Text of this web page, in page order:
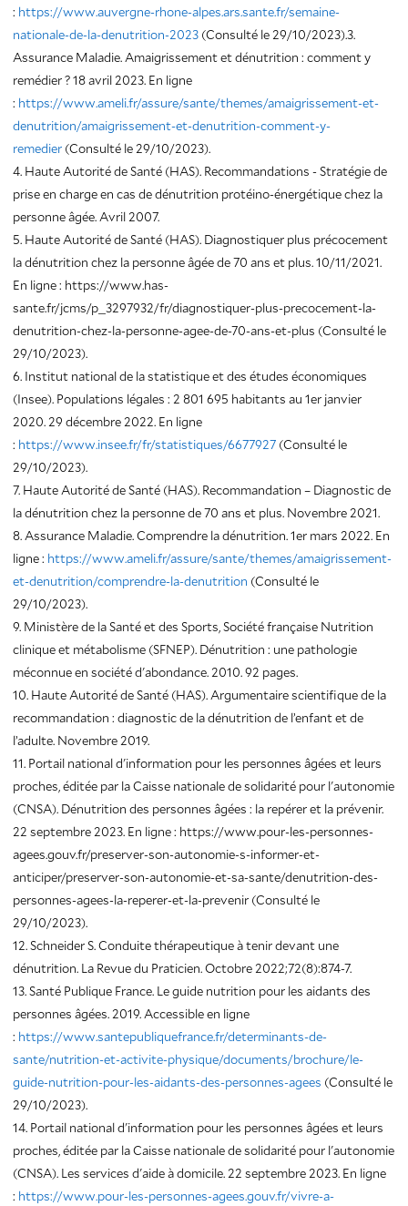
: https://www.auvergne-rhone-alpes.ars.sante.fr/semaine-
nationale-de-la-denutrition-2023 (Consulté le 29/10/2023).3.
Assurance Maladie. Amaigrissement et dénutrition : comment y
remédier ? 18 avril 2023. En ligne
: https://www.ameli.fr/assure/sante/themes/amaigrissement-et-
denutrition/amaigrissement-et-denutrition-comment-y-
remedier (Consulté le 29/10/2023).
4. Haute Autorité de Santé (HAS). Recommandations - Stratégie de
prise en charge en cas de dénutrition protéino-énergétique chez la
personne âgée. Avril 2007.
5. Haute Autorité de Santé (HAS). Diagnostiquer plus précocement
la dénutrition chez la personne âgée de 70 ans et plus. 10/11/2021.
En ligne : https://www.has-
sante.fr/jcms/p_3297932/fr/diagnostiquer-plus-precocement-la-
denutrition-chez-la-personne-agee-de-70-ans-et-plus (Consulté le
29/10/2023).
6. Institut national de la statistique et des études économiques
(Insee). Populations légales : 2 801 695 habitants au 1er janvier
2020. 29 décembre 2022. En ligne
: https://www.insee.fr/fr/statistiques/6677927 (Consulté le
29/10/2023).
7. Haute Autorité de Santé (HAS). Recommandation – Diagnostic de
la dénutrition chez la personne de 70 ans et plus. Novembre 2021.
8. Assurance Maladie. Comprendre la dénutrition. 1er mars 2022. En
ligne : https://www.ameli.fr/assure/sante/themes/amaigrissement-
et-denutrition/comprendre-la-denutrition (Consulté le
29/10/2023).
9. Ministère de la Santé et des Sports, Société française Nutrition
clinique et métabolisme (SFNEP). Dénutrition : une pathologie
méconnue en société d'abondance. 2010. 92 pages.
10. Haute Autorité de Santé (HAS). Argumentaire scientifique de la
recommandation : diagnostic de la dénutrition de l’enfant et de
l’adulte. Novembre 2019.
11. Portail national d'information pour les personnes âgées et leurs
proches, éditée par la Caisse nationale de solidarité pour l'autonomie
(CNSA). Dénutrition des personnes âgées : la repérer et la prévenir.
22 septembre 2023. En ligne : https://www.pour-les-personnes-
agees.gouv.fr/preserver-son-autonomie-s-informer-et-
anticiper/preserver-son-autonomie-et-sa-sante/denutrition-des-
personnes-agees-la-reperer-et-la-prevenir (Consulté le
29/10/2023).
12. Schneider S. Conduite thérapeutique à tenir devant une
dénutrition. La Revue du Praticien. Octobre 2022;72(8):874-7.
13. Santé Publique France. Le guide nutrition pour les aidants des
personnes âgées. 2019. Accessible en ligne
: https://www.santepubliquefrance.fr/determinants-de-
sante/nutrition-et-activite-physique/documents/brochure/le-
guide-nutrition-pour-les-aidants-des-personnes-agees (Consulté le
29/10/2023).
14. Portail national d'information pour les personnes âgées et leurs
proches, éditée par la Caisse nationale de solidarité pour l'autonomie
(CNSA). Les services d'aide à domicile. 22 septembre 2023. En ligne
: https://www.pour-les-personnes-agees.gouv.fr/vivre-a-